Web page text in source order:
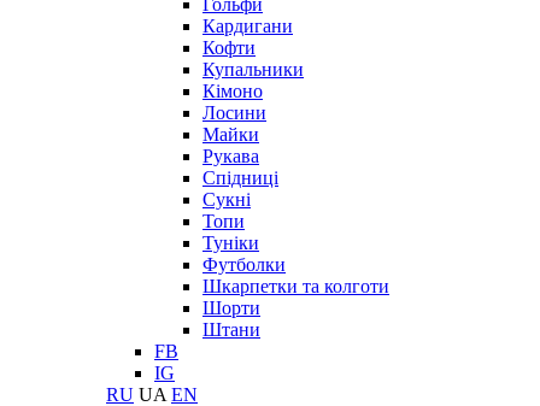
Гольфи
Кардигани
Кофти
Купальники
Кімоно
Лосини
Майки
Рукава
Спідниці
Сукні
Топи
Туніки
Футболки
Шкарпетки та колготи
Шорти
Штани
FB
IG
RU UA EN